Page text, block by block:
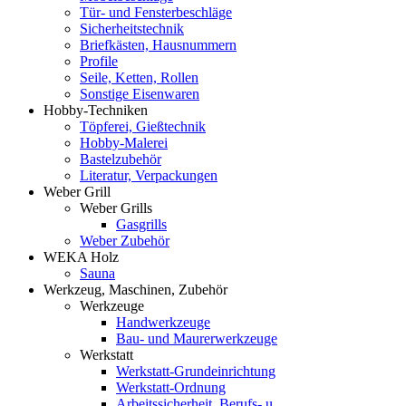
Tür- und Fensterbeschläge
Sicherheitstechnik
Briefkästen, Hausnummern
Profile
Seile, Ketten, Rollen
Sonstige Eisenwaren
Hobby-Techniken
Töpferei, Gießtechnik
Hobby-Malerei
Bastelzubehör
Literatur, Verpackungen
Weber Grill
Weber Grills
Gasgrills
Weber Zubehör
WEKA Holz
Sauna
Werkzeug, Maschinen, Zubehör
Werkzeuge
Handwerkzeuge
Bau- und Maurerwerkzeuge
Werkstatt
Werkstatt-Grundeinrichtung
Werkstatt-Ordnung